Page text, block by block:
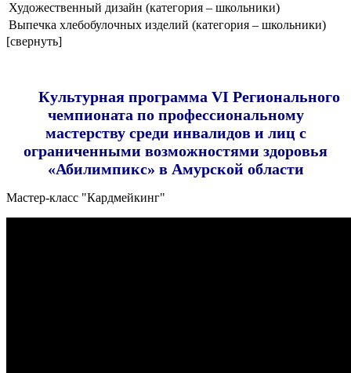
Художественный дизайн (категория – школьники)
Выпечка хлебобулочных изделий (категория – школьники)
[свернуть]
Культурная программа VI Регионального
чемпионата по профессиональному
мастерству среди инвалидов и лиц с
ограниченными возможностями здоровья
«Абилимпикс» в Амурской области
Мастер-класс "Кардмейкинг"